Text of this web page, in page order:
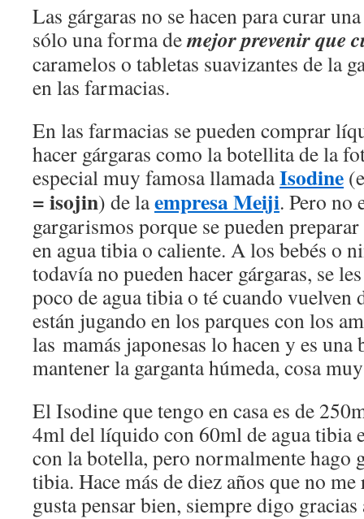
Las gárgaras no se hacen para curar
sólo una forma demejorprevenir que
caramelos o tabletas suavizantes de la
en las farmacias.
En las farmacias se pueden comprar
hacer gárgaras como la botellita de la
especial muy famosa llamadaIsodine
= isojin) de laempresa Meiji. Pero no
gargarismos porque se pueden
en agua tibia o caliente. A los bebés o
todavía no pueden hacer gárgaras, se
poco de agua tibia o té cuando vuelven
están jugando en los parques con los
las mamás japonesas lo hacen y es una
mantener la garganta húmeda, cosa
El Isodine que tengo en casa es de
4ml del líquido con 60ml de agua tibia
con la botella, pero normalmente hago
tibia. Hace más de diez años que no
gusta pensar bien, siempre digo